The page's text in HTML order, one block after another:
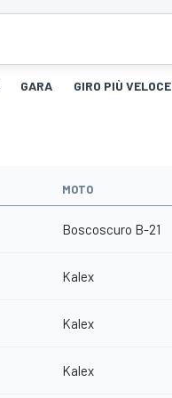
GARA GIRO PIÙ VELOCE
MOTO
Boscoscuro B-21
Kalex
Kalex
Kalex